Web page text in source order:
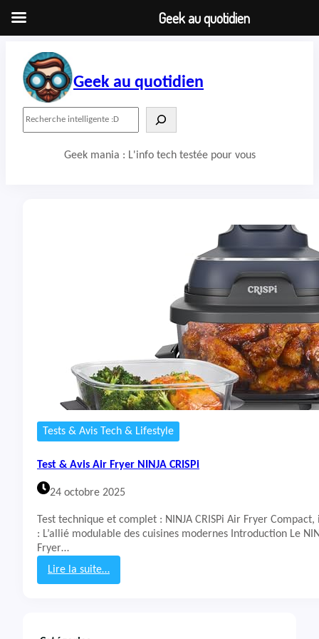
contenu
Geek au quotidien
Geek mania : L'info tech testée pour vous
Tests & Avis Tech & Lifestyle
Test & Avis Air Fryer NINJA CRISPi
24 octobre 2025
Test technique et complet : NINJA CRISPi Air Fryer
: L’allié modulable des cuisines modernes Introduction Le
Fryer…
Lire la suite…
:
Geek au quotidien